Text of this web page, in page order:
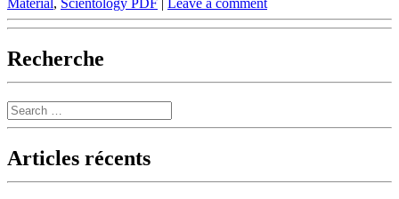
Material, Scientology PDF | Leave a comment
Recherche
Search
Articles récents